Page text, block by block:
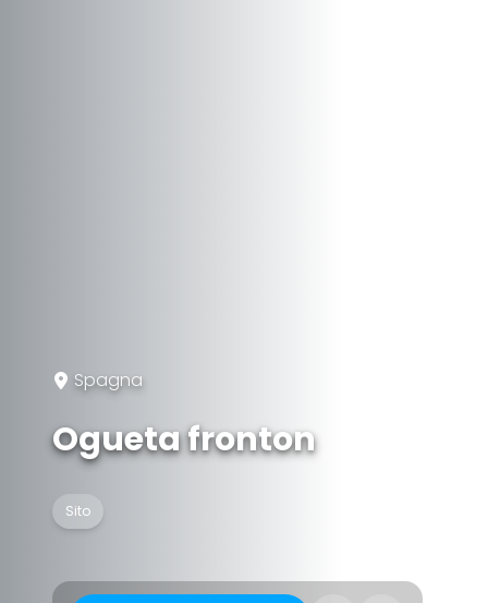
Spagna
Ogueta fronton
Sito